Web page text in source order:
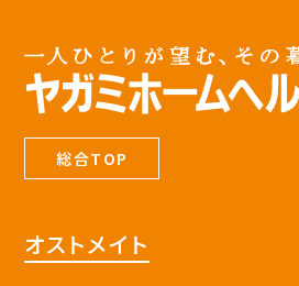
総合TOP
オストメイト